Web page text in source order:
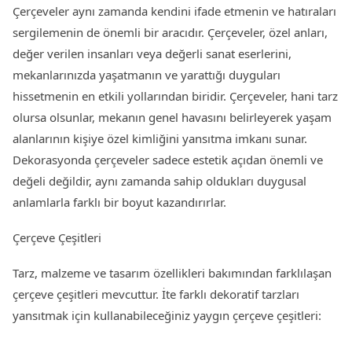
Çerçeveler aynı zamanda kendini ifade etmenin ve hatıraları
sergilemenin de önemli bir aracıdır. Çerçeveler, özel anları,
değer verilen insanları veya değerli sanat eserlerini,
mekanlarınızda yaşatmanın ve yarattığı duyguları
hissetmenin en etkili yollarından biridir. Çerçeveler, hani tarz
olursa olsunlar, mekanın genel havasını belirleyerek yaşam
alanlarının kişiye özel kimliğini yansıtma imkanı sunar.
Dekorasyonda çerçeveler sadece estetik açıdan önemli ve
değeli değildir, aynı zamanda sahip oldukları duygusal
anlamlarla farklı bir boyut kazandırırlar.
Çerçeve Çeşitleri
Tarz, malzeme ve tasarım özellikleri bakımından farklılaşan
çerçeve çeşitleri mevcuttur. İte farklı dekoratif tarzları
yansıtmak için kullanabileceğiniz yaygın çerçeve çeşitleri: